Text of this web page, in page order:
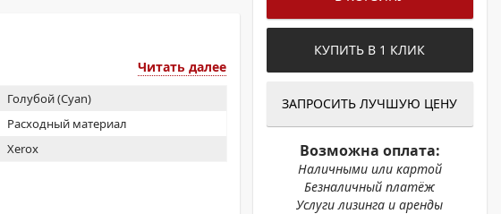
Читать далее
Голубой (Cyan)
Расходный материал
Xerox
КУПИТЬ В 1 КЛИК
ЗАПРОСИТЬ ЛУЧШУЮ ЦЕНУ
Возможна оплата:
Наличными или картой
Безналичный платёж
Услуги лизинга и аренды